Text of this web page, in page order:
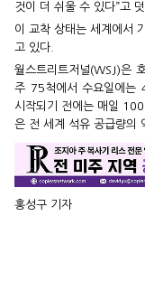
것이 더 쉬울 수 있다”고 덧
이 교착 상태는 세계에서
고 있다.
월스트리트저널(WSJ)은
주 75척에서 수요일에는
시작되기 전에는 매일
은 전 세계 석유 공급량의
홍성구 기자